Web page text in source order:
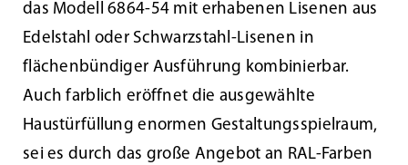
das Modell 6864-54 mit erhabenen Lisenen aus
Edelstahl oder Schwarzstahl-Lisenen in
flächenbündiger Ausführung kombinierbar.
Auch farblich eröffnet die ausgewählte
Haustürfüllung enormen Gestaltungsspielraum,
sei es durch das große Angebot an RAL-Farben